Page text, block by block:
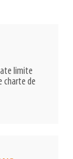
limite
charte de